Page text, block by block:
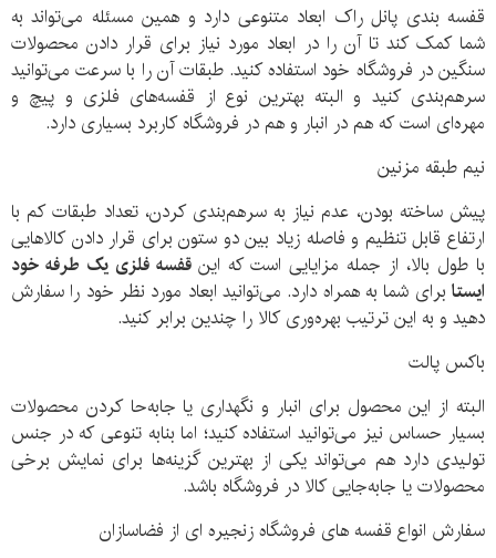
قفسه بندی پانل راک ابعاد متنوعی دارد و همین مسئله می‌تواند به
شما کمک کند تا آن را در ابعاد مورد نیاز برای قرار دادن محصولات
سنگین در فروشگاه خود استفاده کنید. طبقات آن را با سرعت می‌توانید
سرهم‌بندی کنید و البته بهترین نوع از قفسه‌های فلزی و پیچ و
مهره‌ای است که هم در انبار و هم در فروشگاه کاربرد بسیاری دارد.
نیم طبقه مزنین
پیش ساخته بودن، عدم نیاز به سرهم‌بندی کردن، تعداد طبقات کم با
ارتفاع قابل تنظیم و فاصله زیاد بین دو ستون برای قرار دادن کالاهایی
با طول بالا، از جمله مزایایی است که این قفسه فلزی یک طرفه خود
ایستا برای شما به همراه دارد. می‌توانید ابعاد مورد نظر خود را سفارش
دهید و به این ترتیب بهره‌وری کالا را چندین برابر کنید.
باکس پالت
البته از این محصول برای انبار و نگهداری یا جابه‌حا کردن محصولات
بسیار حساس نیز می‌توانید استفاده کنید؛ اما بنابه تنوعی که در جنس
تولیدی دارد هم می‌تواند یکی از بهترین گزینه‌ها برای نمایش برخی
محصولات یا جابه‌جایی کالا در فروشگاه باشد.
سفارش انواع قفسه های فروشگاه زنجیره ای از فضاسازان